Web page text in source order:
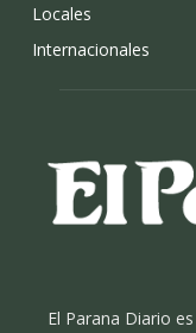
Locales
Internacionales
El Parana Diario